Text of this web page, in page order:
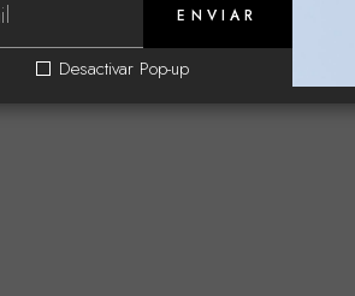
ENVIAR
Desactivar Pop-up